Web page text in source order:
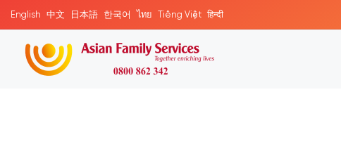
English 中文 日本語 한국어 ไทย Tiếng Việt हिन्दी